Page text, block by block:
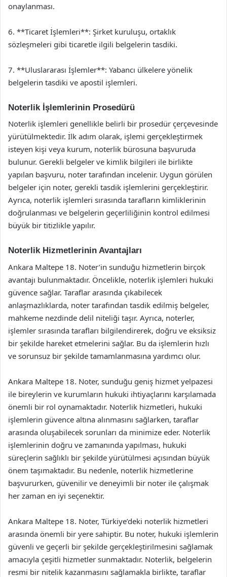
onaylanması.
6. **Ticaret İşlemleri**: Şirket kuruluşu, ortaklık
sözleşmeleri gibi ticaretle ilgili belgelerin tasdiki.
7. **Uluslararası İşlemler**: Yabancı ülkelere yönelik
belgelerin tasdiki ve apostil işlemleri.
Noterlik İşlemlerinin Prosedürü
Noterlik işlemleri genellikle belirli bir prosedür çerçevesinde
yürütülmektedir. İlk adım olarak, işlemi gerçekleştirmek
isteyen kişi veya kurum, noterlik bürosuna başvuruda
bulunur. Gerekli belgeler ve kimlik bilgileri ile birlikte
yapılan başvuru, noter tarafından incelenir. Uygun görülen
belgeler için noter, gerekli tasdik işlemlerini gerçekleştirir.
Ayrıca, noterlik işlemleri sırasında tarafların kimliklerinin
doğrulanması ve belgelerin geçerliliğinin kontrol edilmesi
büyük bir titizlikle yapılır.
Noterlik Hizmetlerinin Avantajları
Ankara Maltepe 18. Noter’in sunduğu hizmetlerin birçok
avantajı bulunmaktadır. Öncelikle, noterlik işlemleri hukuki
güvence sağlar. Taraflar arasında çıkabilecek
anlaşmazlıklarda, noter tarafından tasdik edilmiş belgeler,
mahkeme nezdinde delil niteliği taşır. Ayrıca, noterler,
işlemler sırasında tarafları bilgilendirerek, doğru ve eksiksiz
bir şekilde hareket etmelerini sağlar. Bu da işlemlerin hızlı
ve sorunsuz bir şekilde tamamlanmasına yardımcı olur.
Ankara Maltepe 18. Noter, sunduğu geniş hizmet yelpazesi
ile bireylerin ve kurumların hukuki ihtiyaçlarını karşılamada
önemli bir rol oynamaktadır. Noterlik hizmetleri, hukuki
işlemlerin güvence altına alınmasını sağlarken, taraflar
arasında oluşabilecek sorunları da minimize eder. Noterlik
işlemlerinin doğru ve zamanında yapılması, hukuki
süreçlerin sağlıklı bir şekilde yürütülmesi açısından büyük
önem taşımaktadır. Bu nedenle, noterlik hizmetlerine
başvururken, güvenilir ve deneyimli bir noter ile çalışmak
her zaman en iyi seçenektir.
Ankara Maltepe 18. Noter, Türkiye’deki noterlik hizmetleri
arasında önemli bir yere sahiptir. Bu noter, hukuki işlemlerin
güvenli ve geçerli bir şekilde gerçekleştirilmesini sağlamak
amacıyla çeşitli hizmetler sunmaktadır. Noterlik, belgelerin
resmi bir nitelik kazanmasını sağlamakla birlikte, taraflar